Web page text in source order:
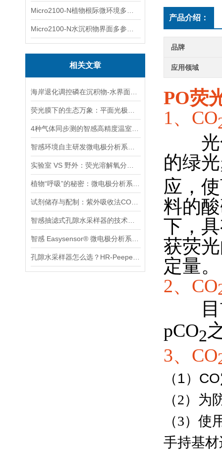
相关文章
产品介绍：
品牌
应用领域
PO荧
1、CO
光化
的绿
应，
料的
下，
获荧
定量。
2、 CO
目
pCO2
3、 CO
（1）CO
（2） 为
（3）
手持基